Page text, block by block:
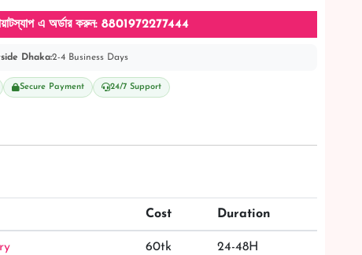
এ অর্ডার করুন: 8801972277444
Dhaka:2-4 Business Days
Secure Payment 24/7 Support
Cost Duration
60tk 24-48H